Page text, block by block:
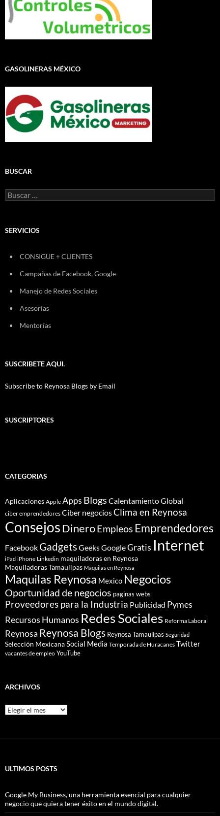
GASOLINERAS MÉXICO
BUSCAR
Buscar:
SERVICIOS
CONSIGUE + CLIENTES
Campañas de Facebook, Google
Manejo de Redes Sociales
Asesorías
Mentorías
SUSCRIBETE AQUI.
Subscribe to Reynosa Blogs by Email
SUSCRIPTORES
CATEGORIAS
Aplicaciones Apple Apps Blogs Calentamiento Global
ciber emprendedores Ciber negociosClima en Reynosa
ConsejosDineroEmpleos Emprendedores
Facebook GadgetsGeeksGoogleGratis Internet
iPad iPhone Linkedin maquiladoras en Reynosa
Maquiladoras Tamaulipas Maquilas en Reynosa
Maquilas Reynosa Mexico Negocios
Oportunidad de negocios paginas webs
Proveedores para la Industria Publicidad Pymes
Recursos Humanos Redes Sociales Reforma Laboral
Reynosa Reynosa Blogs Reynosa Tamaulipas Seguridad
Selección MexicanaSocial Media Temporada de Huracanes Twitter
vacantes de empleo YouTube
ARCHIVOS
Archivos
ULTIMOS POSTS
Google My Business, una herramienta esencial para cualquier
negocio que quiera tener éxito en el mundo digital.